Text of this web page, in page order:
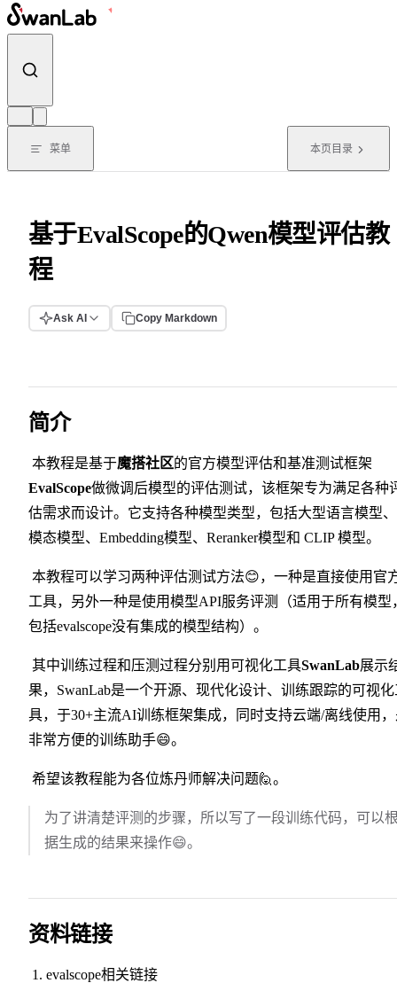
跳转到内容
菜单 本页目录
基于EvalScope的Qwen模型评估教
程
Ask AI Copy Markdown
简介
​ 本教程是基于魔搭社区的官方模型评估和基准测试框架
EvalScope做微调后模型的评估测试，该框架专为满足各种
估需求而设计。它支持各种模型类型，包括大型语言模型
模态模型、Embedding模型、Reranker模型和 CLIP 模型。
本教程可以学习两种评估测试方法😊，一种是直接使用官
工具，另外一种是使用模型API服务评测（适用于所有模型
包括evalscope没有集成的模型结构）。
​ 其中训练过程和压测过程分别用可视化工具SwanLab展示
果，SwanLab是一个开源、现代化设计、训练跟踪的可视
具，于30+主流AI训练框架集成，同时支持云端/离线使用
非常方便的训练助手😄。
​ 希望该教程能为各位炼丹师解决问题🙋。
为了讲清楚评测的步骤，所以写了一段训练代码，可以
据生成的结果来操作😄。
资料链接
evalscope相关链接